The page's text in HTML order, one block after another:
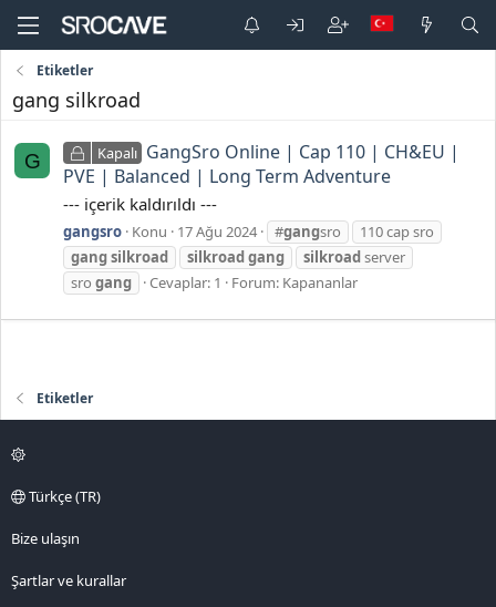
Etiketler
gang silkroad
G Kapalı GangSro Online | Cap 110 | CH&EU |
PVE | Balanced | Long Term Adventure
--- içerik kaldırıldı ---
gangsro Konu 17 Ağu 2024 #gangsro
110 cap sro
gangsilkroad silkroadgang silkroadserver
sro gang Cevaplar: 1 Forum: Kapananlar
Etiketler
Türkçe (TR)
Bize ulaşın
Şartlar ve kurallar